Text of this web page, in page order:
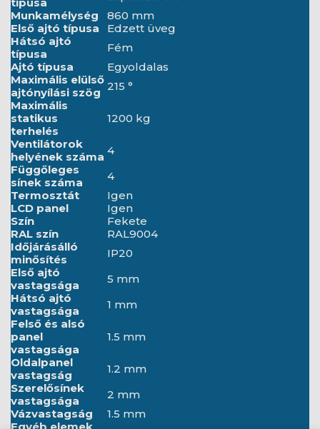
típusa
Munkamélység
860 mm
Első ajtó típusa
Edzett üveg
Hátsó ajtó
típusa
Fém
Ajtó típusa
Egyoldalas
Maximális elülső
ajtónyílási szög 215 °
Maximális
statikus
terhelés
1200 kg
Ventilátorok
helyének száma 4
Függőleges
sínek száma
4
Termosztát
Igen
LCD panel
Igen
Szín
Fekete
RAL szín
RAL9004
Időjárásálló
minősítés
IP20
Első ajtó
vastagsága
5 mm
Hátsó ajtó
vastagsága
1 mm
Felső és alsó
panel
vastagsága
1.5 mm
Oldalpanel
vastagság
1.2 mm
Szerelősínek
vastagsága
2 mm
Vázvastagság
1.5 mm